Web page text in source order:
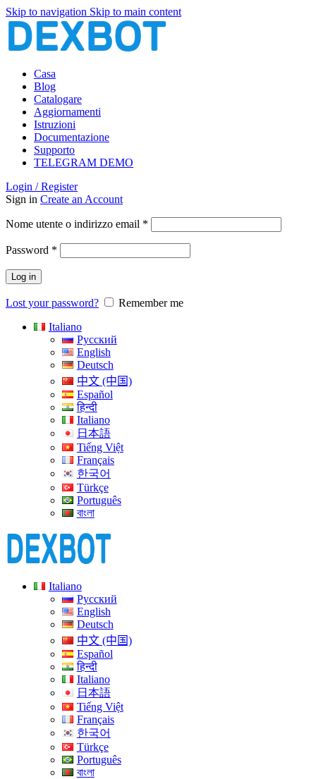
Skip to navigation Skip to main content
Casa
Blog
Catalogare
Aggiornamenti
Istruzioni
Documentazione
Supporto
TELEGRAM DEMO
Login / Register
Sign in Create an Account
Nome utente o indirizzo email *
Password *
Log in
Lost your password?
Remember me
Italiano
Русский
English
Deutsch
中文 (中国)
Español
हिन्दी
Italiano
日本語
Tiếng Việt
Français
한국어
Türkçe
Português
বাংলা
Italiano
Русский
English
Deutsch
中文 (中国)
Español
हिन्दी
Italiano
日本語
Tiếng Việt
Français
한국어
Türkçe
Português
বাংলা